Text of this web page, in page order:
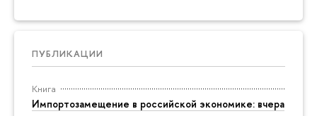
ПУБЛИКАЦИИ
Книга
Импортозамещение в российской экономике: вчера